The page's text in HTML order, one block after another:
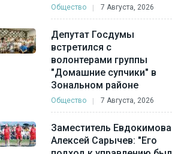
Общество 7 Августа, 2026
Депутат Госдумы
встретился с
волонтерами группы
"Домашние супчики" в
Зональном районе
Общество 7 Августа, 2026
Заместитель Евдокимова
Алексей Сарычев: "Его